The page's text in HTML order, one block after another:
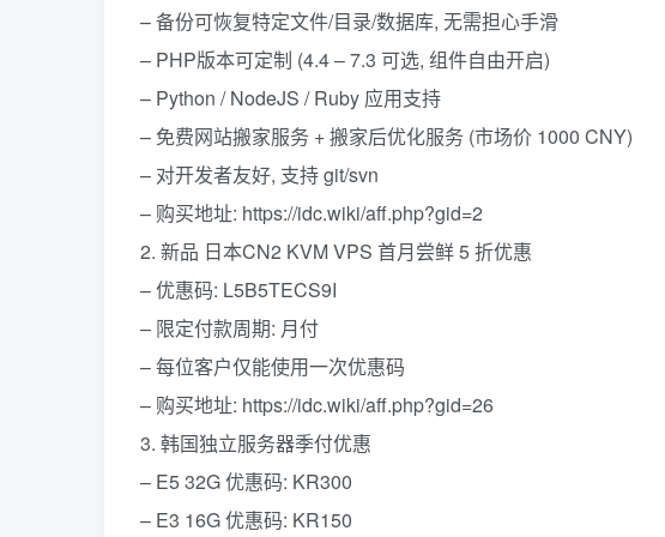
– 备份可恢复特定文件/目录/数据库, 无需担心手滑
– PHP版本可定制 (4.4 – 7.3 可选, 组件自由开启)
– Python / NodeJS / Ruby 应用支持
– 免费网站搬家服务 + 搬家后优化服务 (市场价 1000 CNY)
– 对开发者友好, 支持 git/svn
– 购买地址: https://idc.wiki/aff.php?gid=2
2. 新品 日本CN2 KVM VPS 首月尝鲜 5 折优惠
– 优惠码: L5B5TECS9I
– 限定付款周期: 月付
– 每位客户仅能使用一次优惠码
– 购买地址: https://idc.wiki/aff.php?gid=26
3. 韩国独立服务器季付优惠
– E5 32G 优惠码: KR300
– E3 16G 优惠码: KR150